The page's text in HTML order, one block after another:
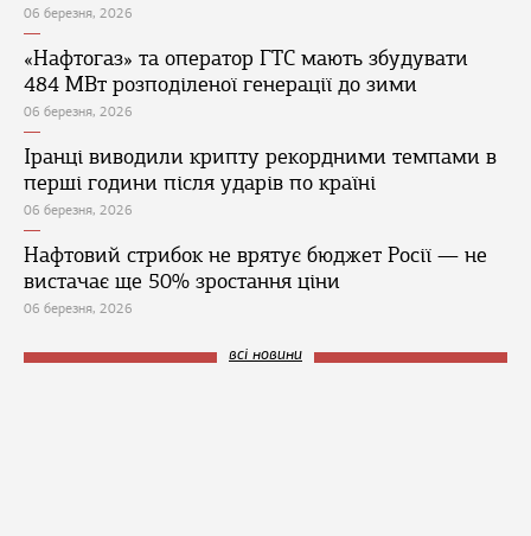
06 березня, 2026
«Нафтогаз» та оператор ГТС мають збудувати
484 МВт розподіленої генерації до зими
06 березня, 2026
Іранці виводили крипту рекордними темпами в
перші години після ударів по країні
06 березня, 2026
Нафтовий стрибок не врятує бюджет Росії — не
вистачає ще 50% зростання ціни
06 березня, 2026
всі новини